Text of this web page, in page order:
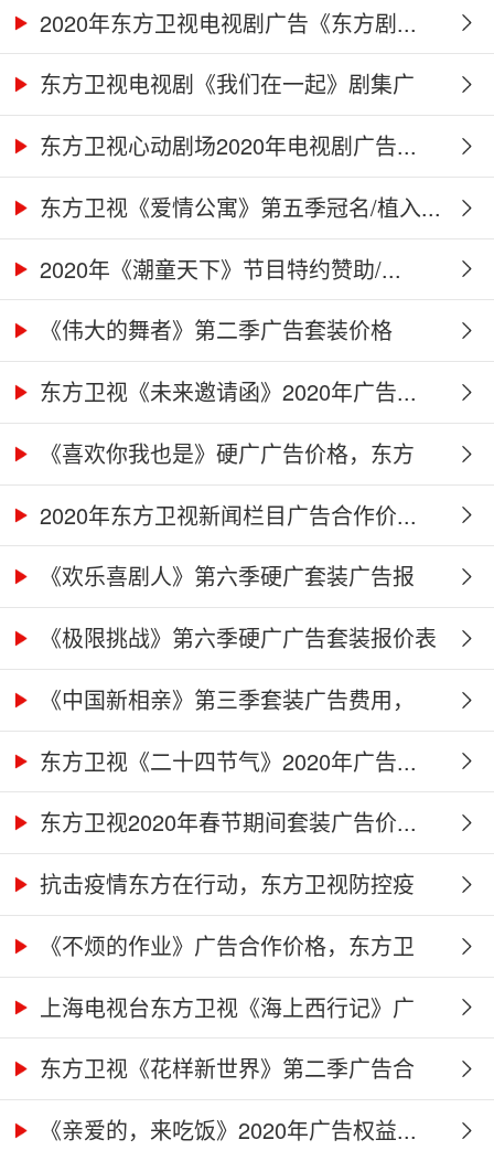
格...2020年东方卫视电视剧广告《东方剧...
东方卫视电视剧《我们在一起》剧集广
告...东方卫视心动剧场2020年电视剧广告...
东方卫视《爱情公寓》第五季冠名/植入...
2020年《潮童天下》节目特约赞助/...
《伟大的舞者》第二季广告套装价格
（硬...
东方卫视《未来邀请函》2020年广告...
《喜欢你我也是》硬广广告价格，东方
卫...2020年东方卫视新闻栏目广告合作价...
《欢乐喜剧人》第六季硬广套装广告报
价...《极限挑战》第六季硬广广告套装报价表
《中国新相亲》第三季套装广告费用，
东...东方卫视《二十四节气》2020年广告...
东方卫视2020年春节期间套装广告价...
抗击疫情东方在行动，东方卫视防控疫
情...《不烦的作业》广告合作价格，东方卫
视...上海电视台东方卫视《海上西行记》广
告...东方卫视《花样新世界》第二季广告合
作...《亲爱的，来吃饭》2020年广告权益...